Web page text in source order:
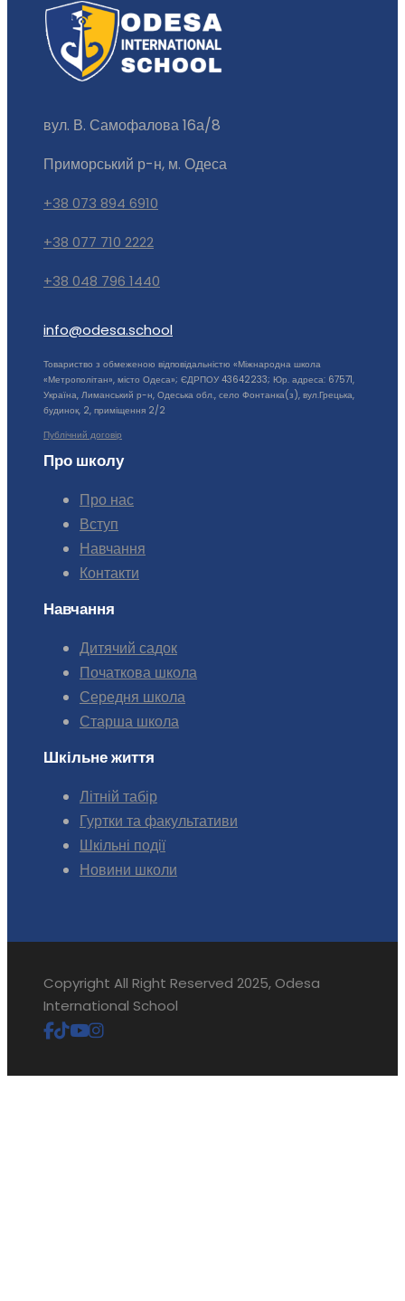
вул. В. Самофалова 16а/8
Приморський р-н, м. Одеса
+38 073 894 6910
+38 077 710 2222
+38 048 796 1440
info@odesa.school
Товариство з обмеженою відповідальністю «Міжнародна школа
«Метрополітан», місто Одеса»; ЄДРПОУ 43642233; Юр. адреса: 67571,
Україна, Лиманський р-н, Одеська обл., село Фонтанка(з), вул.Грецька,
будинок, 2, приміщення 2/2
Публічний договір
Про школу
Про нас
Вступ
Навчання
Контакти
Навчання
Дитячий садок
Початкова школа
Середня школа
Старша школа
Шкільне життя
Літній табір
Гуртки та факультативи
Шкільні події
Новини школи
Copyright All Right Reserved 2025, Odesa
International School